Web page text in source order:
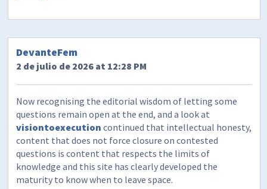
DevanteFem
2 de julio de 2026 at 12:28 PM
Now recognising the editorial wisdom of letting some
questions remain open at the end, and a look at
visiontoexecution continued that intellectual honesty,
content that does not force closure on contested
questions is content that respects the limits of
knowledge and this site has clearly developed the
maturity to know when to leave space.